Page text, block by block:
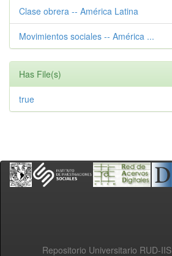
Clase obrera -- América Latina
Movimientos sociales -- América ...
Has File(s)
true
Repositorio Universitario RUD-IIS